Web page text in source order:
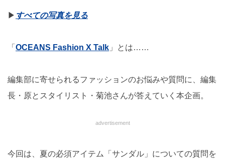
▶︎ すべての写真を見る
「 OCEANS Fashion X Talk 」とは……
編集部に寄せられるファッションのお悩みや質問に、編集
長・原とスタイリスト・菊池さんが答えていく本企画。
advertisement
今回は、夏の必須アイテム「サンダル」についての質問を